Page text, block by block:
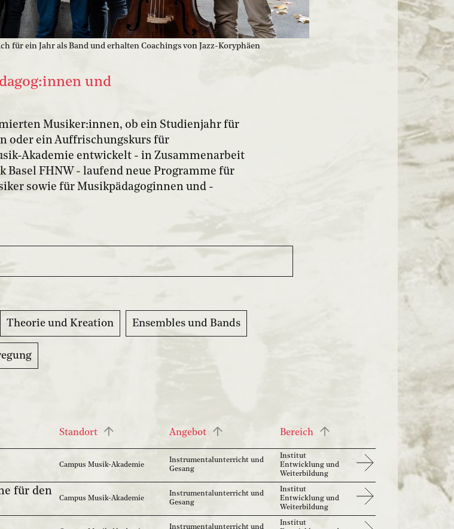
für ein Jahr als Band und erhalten Coachings von Jazz-Koryphäen
und
Musiker:innen, ob ein Studienjahr für
oder ein Auffrischungskurs für
Akademie entwickelt - in Zusammenarbeit
Basel FHNW - laufend neue Programme für
sowie für Musikpädagoginnen und -
Theorie und Kreation Ensembles und Bands
Standort Angebot Bereich
Campus Musik-Akademie
Instrumentalunterricht und
Gesang
Institut
Entwicklung und
Weiterbildung
für den
Campus Musik-Akademie
Instrumentalunterricht und
Gesang
Institut
Entwicklung und
Weiterbildung
Instrumentalunterricht und
Institut